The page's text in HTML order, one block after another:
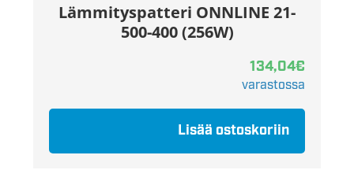
Lämmityspatteri ONNLINE 21-
500-400 (256W)
134,04€
varastossa
Lisää ostoskoriin